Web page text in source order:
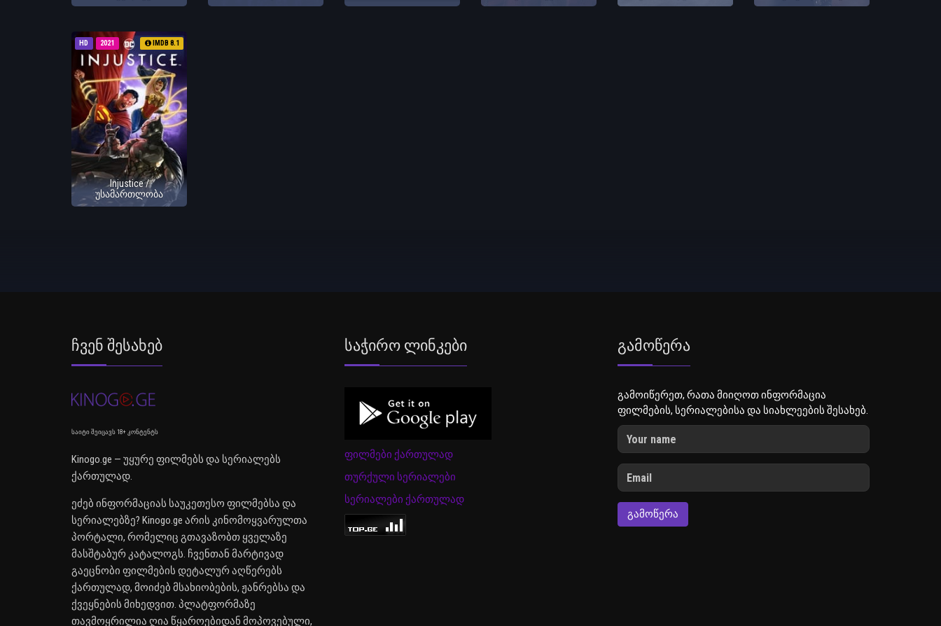
HD 2021 IMDB 8.1
Injustice /
უსამართლობა
Ჩვენ Შესახებ
საიტი შეიცავს 18+ კონტენტს
Kinogo.ge — უყურე ფილმებს და სერიალებს
ქართულად.
ეძებ ინფორმაციას საუკეთესო ფილმებსა და
სერიალებზე? Kinogo.ge არის კინომოყვარულთა
პორტალი, რომელიც გთავაზობთ ყველაზე
მასშტაბურ კატალოგს. ჩვენთან მარტივად
გაეცნობი ფილმების დეტალურ აღწერებს
ქართულად, მოიძებ მსახიობების, ჟანრებსა და
ქვეყნების მიხედვით. პლატფორმაზე
თავმოყრილია ღია წყაროებიდან მოპოვებული,
Საჭირო Ლინკები
ფილმები ქართულად
თურქული სერიალები
სერიალები ქართულად
Გამოწერა
გამოიწერეთ, რათა მიიღოთ ინფორმაცია
ფილმების, სერიალებისა და სიახლეების შესახებ.
ᲒᲐᲛᲝᲬᲔᲠᲐ